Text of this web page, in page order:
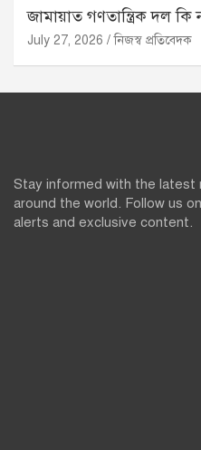
জামায়াত গণতান্ত্রিক দল কি
July 27, 2026 নিজস্ব প্রতিবেদক
Stay informed with the latest
around the world. Follow us on
alerts and exclusive content.